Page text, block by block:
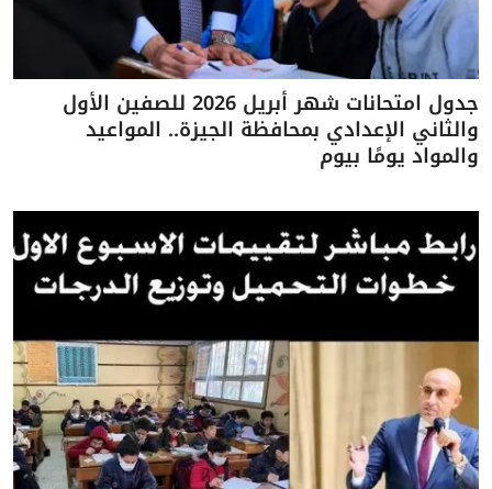
جدول امتحانات شهر أبريل 2026 للصفين الأول
والثاني الإعدادي بمحافظة الجيزة.. المواعيد
والمواد يومًا بيوم